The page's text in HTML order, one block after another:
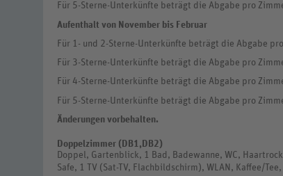
Für 5-Sterne-Unterkünfte beträgt die Abgabe pro
Aufenthalt von November bis Februar
Für 1- und 2-Sterne-Unterkünfte beträgt die Abgabe
Für 3-Sterne-Unterkünfte beträgt die Abgabe pro
Für 4-Sterne-Unterkünfte beträgt die Abgabe pro
Für 5-Sterne-Unterkünfte beträgt die Abgabe pro
Änderungen vorbehalten.
Doppelzimmer (DB1,DB2)
Doppel, Gartenblick, 1 Bad, Badewanne, WC,
Safe, 1 TV (Sat-TV, Flachbildschirm), WLAN, Kaffee/